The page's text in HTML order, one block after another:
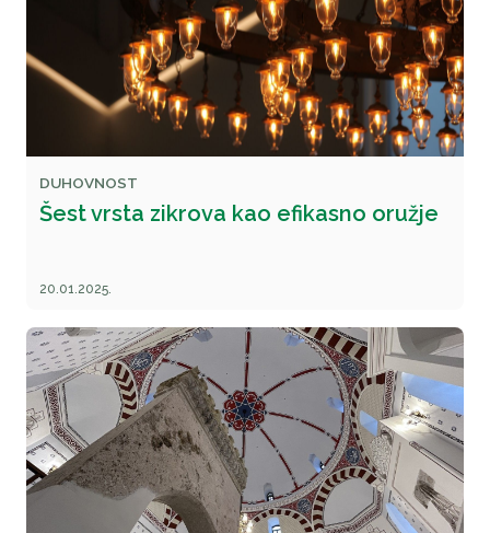
DUHOVNOST
Šest vrsta zikrova kao efikasno oružje
20.01.2025.